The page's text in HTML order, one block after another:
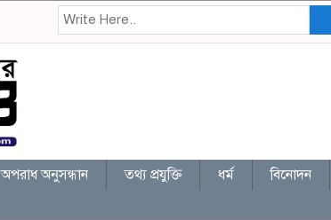
অপরাধ অনুসন্ধান তথ্য প্রযুক্তি ধর্ম বিনোদন